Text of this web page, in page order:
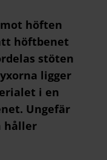
höften
höftbenet
stöten
ligger
i en
Ungefär
håller